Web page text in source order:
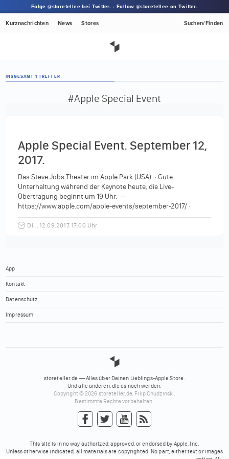
Folge @storetellee beiTwitter. · Follow @storetellee onTwitter.
Kurznachrichten News Stores Suchen/Finden
INSGESAMT 1 TREFFER
#Apple Special Event
Apple Special Event. September 12,
2017.
Das Steve Jobs Theater im Apple Park (USA). · Gute
Unterhaltung während der Keynote heute, die Live-
Übertragung beginnt um 19 Uhr. —
https://www.apple.com/apple-events/september-2017/ ·
#AppleEvent Foto: @AverySwartz...
Di.., 12.09.2017, 17:00 Uhr
App
Kontakt
Datenschutz
Impressum
storeteller.de — Alles über Deinen Lieblings-Apple Store.
Und alle anderen, die es noch werden.
Copyright © 2026 storeteller.de, Filip Chudzinski.
Bestimmte Rechte vorbehalten.
This site is in no way authorized, approved, or endorsed by Apple, Inc.
Unless otherwise indicated, all materials are copyrighted. No part, either text or images